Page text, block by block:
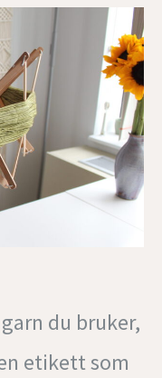
du bruker,
etikett som